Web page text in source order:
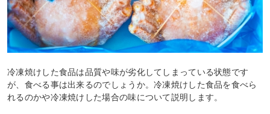
冷凍焼けした食品は品質や味が劣化してしまっている状態です
が、食べる事は出来るのでしょうか。冷凍焼けした食品を食べら
れるのかや冷凍焼けした場合の味について説明します。